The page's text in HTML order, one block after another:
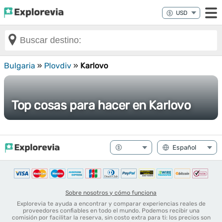
Bulgaria » Plovdiv » Karlovo
Top cosas para hacer en Karlovo
Sobre nosotros y cómo funciona
Explorevia te ayuda a encontrar y comparar experiencias reales de
proveedores confiables en todo el mundo. Podemos recibir una
comisión por facilitar la reserva, sin costo extra para ti: los precios son